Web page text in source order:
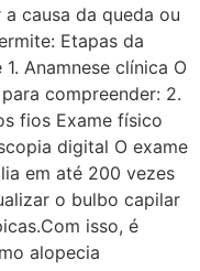
causa da queda ou
Etapas da
Anamnese clínica O
compreender: 2.
fios Exame físico
digital O exame
em até 200 vezes
o bulbo capilar
isso, é
alopecia